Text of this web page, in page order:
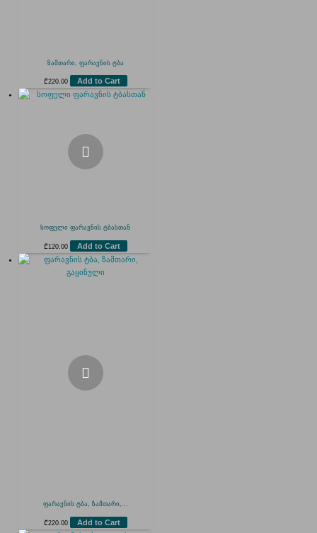
ზამთარი, ფარავნის ტბა
₾220.00 Add to Cart
სოფელი ფარავნის ტბასთან
₾ 120.00 Add to Cart
ფარავნის ტბა, ზამთარი,...
₾220.00 Add to Cart